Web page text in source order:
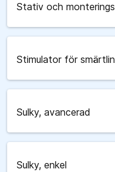
Stativ och
Stimulator för
Sulky, avancerad
Sulky, enkel